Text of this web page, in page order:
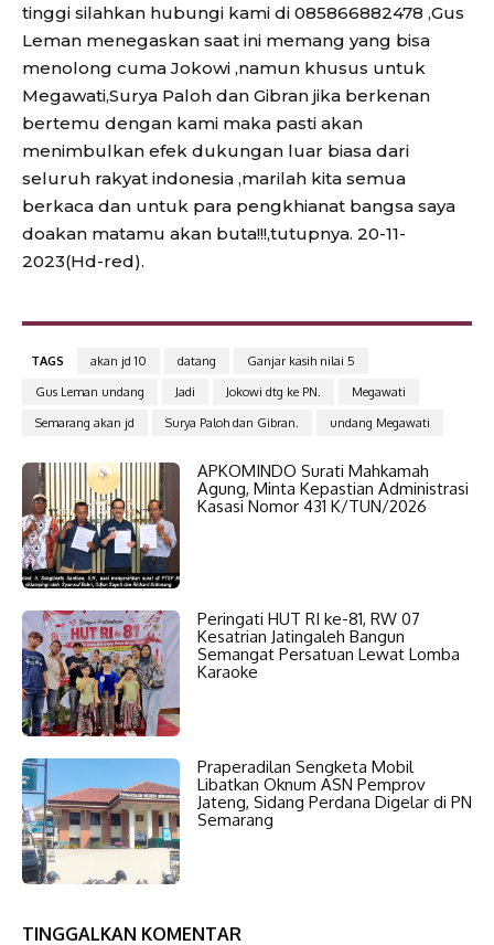
tinggi silahkan hubungi kami di 085866882478 ,Gus
Leman menegaskan saat ini memang yang bisa
menolong cuma Jokowi ,namun khusus untuk
Megawati,Surya Paloh dan Gibran jika berkenan
bertemu dengan kami maka pasti akan
menimbulkan efek dukungan luar biasa dari
seluruh rakyat indonesia ,marilah kita semua
berkaca dan untuk para pengkhianat bangsa saya
doakan matamu akan buta!!!,tutupnya. 20-11-
2023(Hd-red).
TAGS akan jd 10 datang
Ganjar kasih nilai 5
Gus Leman undang
Jadi Jokowi dtg ke PN.
Megawati
Semarang akan jd
Surya Paloh dan Gibran. undang Megawati
APKOMINDO Surati Mahkamah
Agung, Minta Kepastian Administrasi
Kasasi Nomor 431 K/TUN/2026
Peringati HUT RI ke-81, RW 07
Kesatrian Jatingaleh Bangun
Semangat Persatuan Lewat Lomba
Karaoke
Praperadilan Sengketa Mobil
Libatkan Oknum ASN Pemprov
Jateng, Sidang Perdana Digelar di PN
Semarang
TINGGALKAN KOMENTAR